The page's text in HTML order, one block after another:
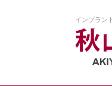
インプラン